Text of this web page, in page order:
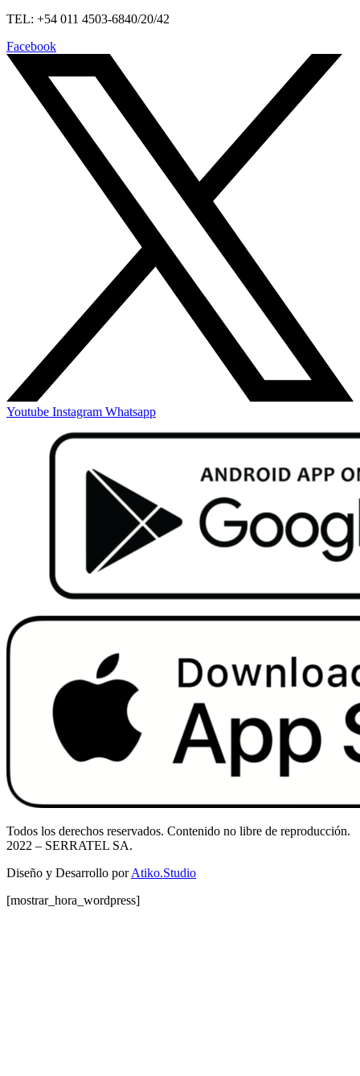
TEL: +54 011 4503-6840/20/42
Facebook
Youtube Instagram Whatsapp
Todos los derechos reservados. Contenido no libre de reproducción.
2022 – SERRATEL SA.
Diseño y Desarrollo porAtiko.Studio
[mostrar_hora_wordpress]